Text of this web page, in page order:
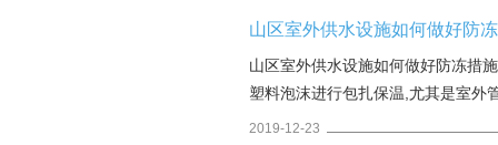
山区室外供水设施如何做好防
山区室外供水设施如何做好防冻
塑料泡沫进行包扎保温,尤其是室外
的边缘,或在表井内铺盖塑料布,并
2019-12-23